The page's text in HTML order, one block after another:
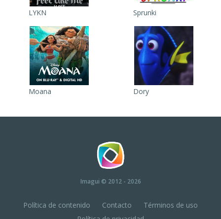
LYKN Sprunki
Moana Dory
Imagui © 2012 - 2026
Política de contenido Contacto
Términos de uso